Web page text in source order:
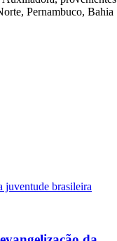
Pernambuco, Bahia